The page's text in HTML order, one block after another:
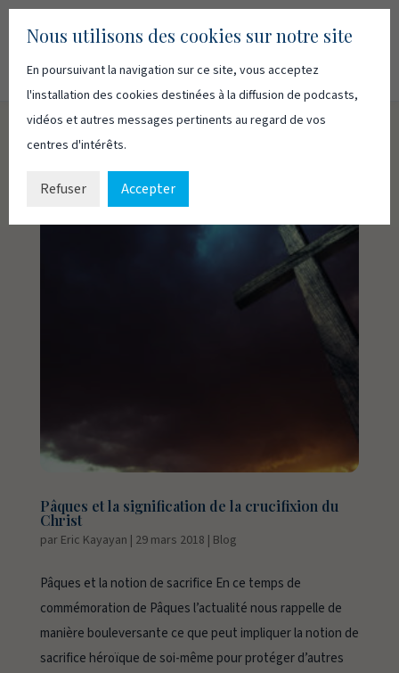
Pâques et la signification de la crucifixion du
Christ
par Eric Kayayan | 29 mars 2018 | Blog
Pâques et la notion de sacrifice En ce temps de
commémoration de Pâques l’actualité nous rappelle de
manière bouleversante ce que peut impliquer la notion de
sacrifice héroïque de soi-même pour protéger d’autres
Nous utilisons des cookies sur notre site
En poursuivant la navigation sur ce site, vous acceptez
l'installation des cookies destinées à la diffusion de podcasts,
vidéos et autres messages pertinents au regard de vos
centres d'intérêts.
Refuser Accepter